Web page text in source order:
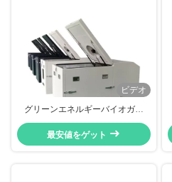
ビデオ
グリーンエネルギーバイオガス
CHP 16KW 20KVA,バイオガス合
熱発電システム CE認証
最安値をゲット